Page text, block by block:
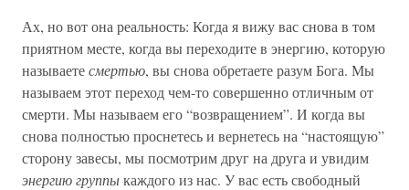
Ах, но вот она реальность: Когда я вижу вас снова в том
приятном месте, когда вы переходите в энергию, которую
называетесмертью, вы снова обретаете разум Бога. Мы
называем этот переход чем-то совершенно отличным от
смерти. Мы называем его “возвращением”. И когда вы
снова полностью проснетесь и вернетесь на “настоящую”
сторону завесы, мы посмотрим друг на друга и увидим
энергию группыкаждого из нас. У вас есть свободный